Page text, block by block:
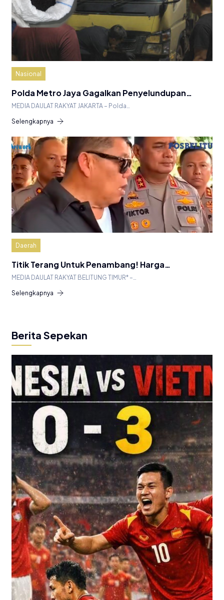
Nasional
Polda Metro Jaya Gagalkan Penyelundupan…
MEDIA DAULAT RAKYAT JAKARTA – Polda…
Selengkapnya
Daerah
Titik Terang Untuk Penambang! Harga…
MEDIA DAULAT RAKYAT BELITUNG TIMUR* –…
Selengkapnya
Berita Sepekan